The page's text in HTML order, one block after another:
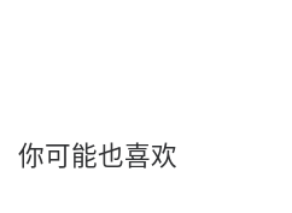
你可能也喜欢